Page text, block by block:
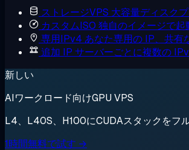
ストレージVPS 大容量ディスク
カスタムISO 独自のイメージで起
専用IPv4 あなた専用の IP、共有
追加 IP サーバーごとに複数の
新しい
AIワークロード向けGPU VPS
L4、L40S、H100にCUDAスタックをフ
1時間無料で試す →